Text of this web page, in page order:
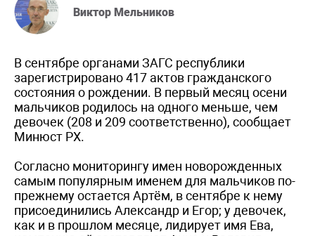
Виктор Мельников
В сентябре органами ЗАГС республики
зарегистрировано 417 актов гражданского
состояния о рождении. В первый месяц осени
мальчиков родилось на одного меньше, чем
девочек (208 и 209 соответственно), сообщает
Минюст РХ.
Согласно мониторингу имен новорожденных
самым популярным именем для мальчиков по-
прежнему остается Артём, в сентябре к нему
присоединились Александр и Егор; у девочек,
как и в прошлом месяце, лидирует имя Ева,